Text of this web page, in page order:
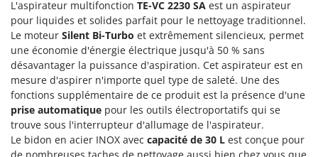
Groupes électrogènes
Gyrobroyeurs à lame pour tracteur
H
Haches - Cognées et Hachettes
Hachoirs à viande
Herses à Dents
Herses Rotatives
E
EcoFlow
Edilmark
Effeuno
Einhell
Elegen
Energy Gruppi
L'aspirateur multifonction TE-VC 2230 SA est un aspirateur
pour liquides et solides parfait pour le nettoyage traditionnel.
Le moteur Silent Bi-Turbo et extrêmement silencieux, permet
une économie d'énergie électrique jusqu'à 50 % sans
désavantager la puissance d'aspiration. Cet aspirateur est en
mesure d'aspirer n'importe quel type de saleté. Une des
fonctions supplémentaire de ce produit est la présence d'une
prise automatique pour les outils électroportatifs qui se
trouve sous l'interrupteur d'allumage de l'aspirateur.
Le bidon en acier INOX avec capacité de 30 L est conçue pour